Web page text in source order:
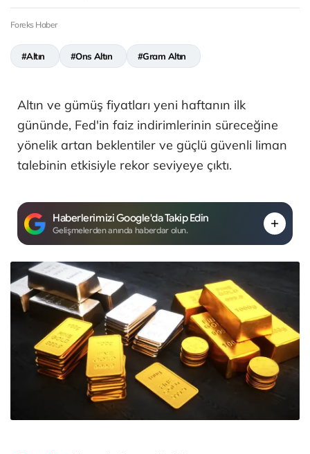
Foreks Haber
#Altın #Ons Altın #Gram Altın
Altın ve gümüş fiyatları yeni haftanın ilk
gününde, Fed'in faiz indirimlerinin süreceğine
yönelik artan beklentiler ve güçlü güvenli liman
talebinin etkisiyle rekor seviyeye çıktı.
Haberlerimizi Google'da Takip Edin
Gelişmelerden anında haberdar olun.